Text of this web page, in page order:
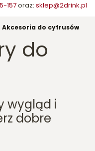
157oraz: sklep@2drink.pl
Akcesoria do cytrusów
do
wygląd i
dobre